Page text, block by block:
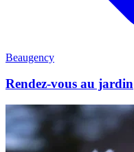
Beaugency
Rendez-vous au jardin